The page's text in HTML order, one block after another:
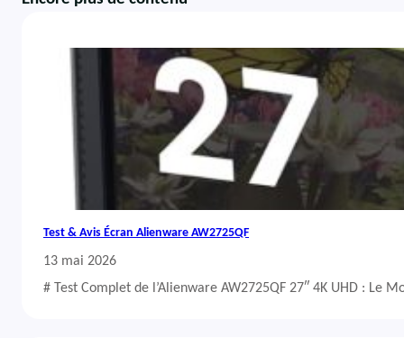
Test & Avis Écran Alienware AW2725QF
13 mai 2026
# Test Complet de l’Alienware AW2725QF 27″ 4K UHD : Le